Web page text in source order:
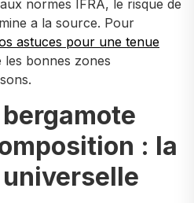
normes IFRA, le risque de
a la source. Pour
astuces pour une tenue
les bonnes zones
: la